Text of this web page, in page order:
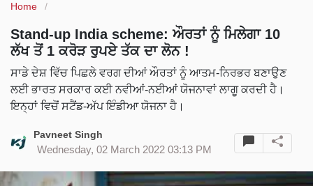
Home
Stand-up India scheme: ਔਰਤਾਂ ਨੂੰ ਮਿਲੇਗਾ 10
ਲੱਖ ਤੋਂ 1 ਕਰੋੜ ਰੁਪਏ ਤੱਕ ਦਾ ਲੋਨ !
ਸਾਡੇ ਦੇਸ਼ ਵਿੱਚ ਪਿਛਲੇ ਵਰਗ ਦੀਆਂ ਔਰਤਾਂ ਨੂੰ ਆਤਮ-ਨਿਰਭਰ ਬਣਾਉਣ
ਲਈ ਭਾਰਤ ਸਰਕਾਰ ਕਈ ਨਵੀਆਂ-ਨਈਆਂ ਯੋਜਨਾਵਾਂ ਲਾਗੂ ਕਰਦੀ ਹੈ।
ਇਨ੍ਹਾਂ ਵਿਚੋਂ ਸਟੈਂਡ-ਅੱਪ ਇੰਡੀਆ ਯੋਜਨਾ ਹੈ।
Pavneet Singh
Wednesday, 02 March 2022 03:13 PM